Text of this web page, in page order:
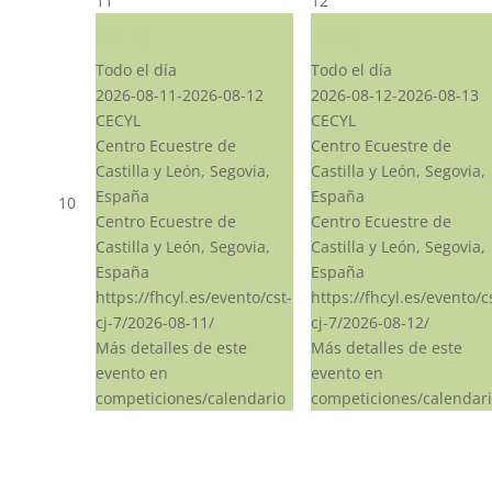
10
Todo el día
2026-08-11-2026-08-12
CECYL
Centro Ecuestre de
Castilla y León, Segovia,
España
Centro Ecuestre de
Castilla y León, Segovia,
España
https://fhcyl.es/evento/cst-
cj-7/2026-08-11/
Más detalles de este
evento en
competiciones/calendario
Todo el día
2026-08-12-2026-08-13
CECYL
Centro Ecuestre de
Castilla y León, Segovia,
España
Centro Ecuestre de
Castilla y León, Segovia,
España
https://fhcyl.es/evento/
cj-7/2026-08-12/
Más detalles de este
evento en
competiciones/